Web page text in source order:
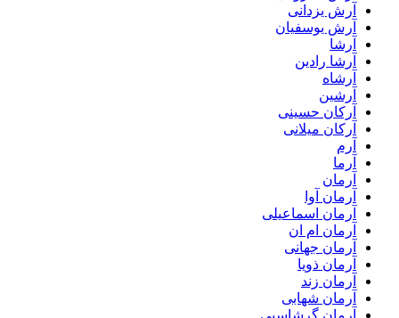
آرش یزدانی
آرش یوسفیان
آرشا
آرشا رادین
آرشاه
آرشین
آرکان حسینی
آرکان میلانی
آرم
آرما
آرمان
آرمان آوا
آرمان اسماعیلی
آرمان ام ان
آرمان جهانی
آرمان ذویا
آرمان زند
آرمان شهابی